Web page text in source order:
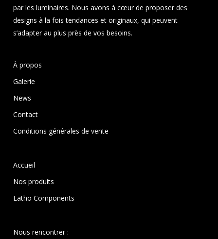
par les luminaires. Nous avons à cœur de proposer des
designs à la fois tendances et originaux, qui peuvent
s’adapter au plus près de vos besoins.
À propos
Galerie
News
Contact
Conditions générales de vente
Accueil
Nos produits
Latho Components
Nous rencontrer :